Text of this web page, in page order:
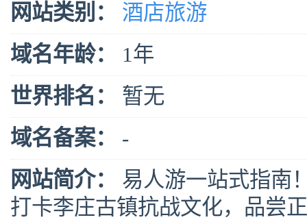
网站类别：
酒店旅游
域名年龄：
1年
世界排名：
暂无
域名备案：
-
网站简介：
易人游一站式指南
打卡李庄古镇抗战文化，品尝